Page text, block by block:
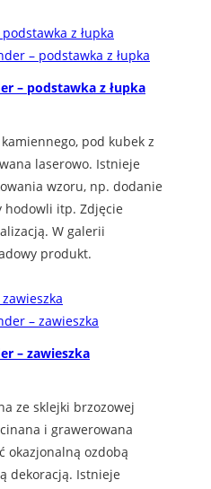
– podstawka z łupka
pod kubek z
laserowo. Istnieje
wzoru, np. dodanie
hodowli itp. Zdjęcie
W galerii
produkt.
– zawieszka
ze sklejki brzozowej
i grawerowana
okazjonalną ozdobą
dekoracją. Istnieje